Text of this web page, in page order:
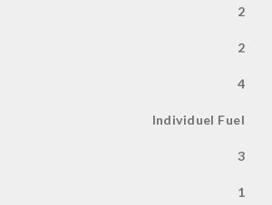
2
2
4
Individuel Fuel
3
1